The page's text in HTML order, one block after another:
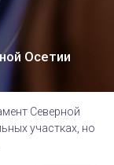
Осетии
Северной
участках, но